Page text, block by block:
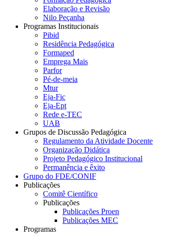
Elaboração e Revisão
Nilo Peçanha
Programas Institucionais
Pibid
Residência Pedagógica
Formaped
Emprega Mais
Parfor
Pé-de-meia
Mtur
Eja-Fic
Eja-Ept
Rede e-TEC
UAB
Grupos de Discussão Pedagógica
Regulamento da Atividade Docente
Organização Didática
Projeto Pedagógico Institucional
Permanência e êxito
Grupo do FDE/CONIF
Publicações
Comitê Científico
Publicações
Publicações Proen
Publicações MEC
Programas